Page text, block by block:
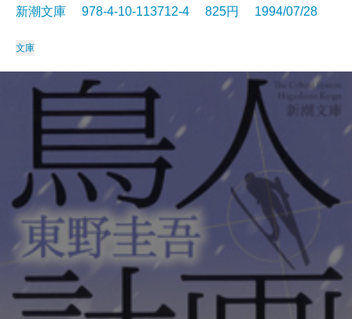
新潮文庫 978-4-10-113712-4 825円 1994/07/28
文庫